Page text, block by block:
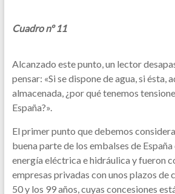
Cuadro nº 11
Alcanzado este punto, un lector
pensar: «Si se dispone de agua, si ésta,
almacenada, ¿por qué tenemos
España?».
El primer punto que debemos
buena parte de los embalses de
energía eléctrica e hidráulica y fueron
empresas privadas con unos plazos de
50 y los 99 años, cuyas concesiones